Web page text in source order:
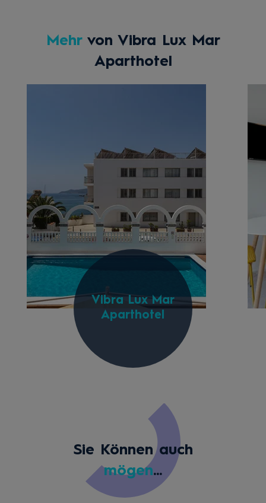
Mehrvon Vibra Lux Mar
Aparthotel
Vibra Lux Mar
Aparthotel
Sie Können auch
mögen...